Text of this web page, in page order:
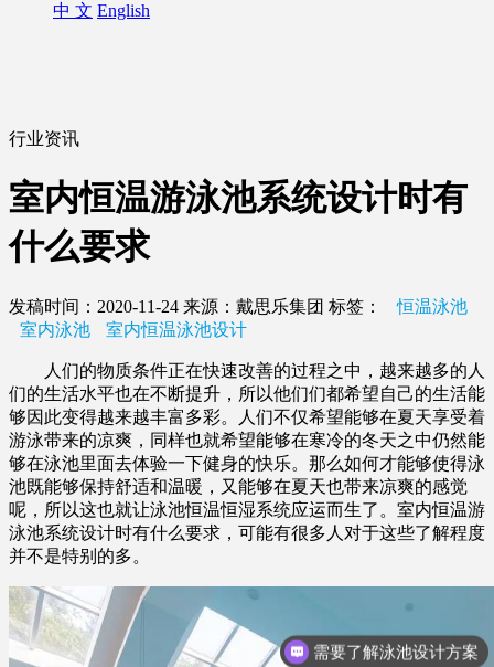
中 文 English
行业资讯
室内恒温游泳池系统设计时有
什么要求
发稿时间：2020-11-24 来源：戴思乐集团 标签：
恒温泳池
室内泳池
室内恒温泳池设计
人们的物质条件正在快速改善的过程之中，越来越多的人
们的生活水平也在不断提升，所以他们们都希望自己的生活能
够因此变得越来越丰富多彩。人们不仅希望能够在夏天享受着
游泳带来的凉爽，同样也就希望能够在寒冷的冬天之中仍然能
够在泳池里面去体验一下健身的快乐。那么如何才能够使得泳
池既能够保持舒适和温暖，又能够在夏天也带来凉爽的感觉
呢，所以这也就让泳池恒温恒湿系统应运而生了。室内恒温游
泳池系统设计时有什么要求，可能有很多人对于这些了解程度
并不是特别的多。
需要了解泳池设计方案